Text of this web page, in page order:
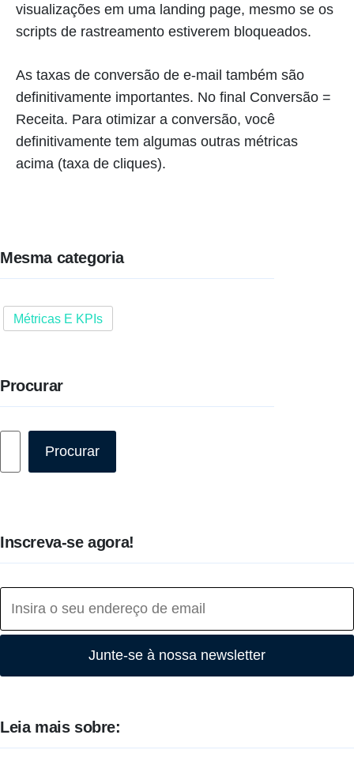
visualizações em uma landing page, mesmo se os
scripts de rastreamento estiverem bloqueados.
As taxas de conversão de e-mail também são
definitivamente importantes. No final Conversão =
Receita. Para otimizar a conversão, você
definitivamente tem algumas outras métricas
acima (taxa de cliques).
Mesma categoria
Métricas E KPIs
Procurar
Procurar
Inscreva-se agora!
Junte-se à nossa newsletter
Leia mais sobre: